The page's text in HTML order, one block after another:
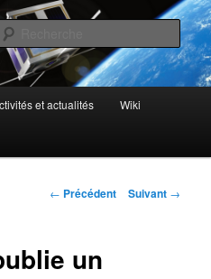
et actualités Wiki
Navigation
← Précédent Suivant →
un